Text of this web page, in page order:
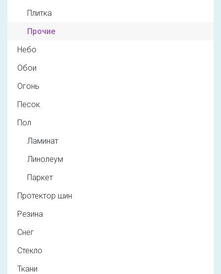
Плитка
Прочие
Небо
Обои
Огонь
Песок
Пол
Ламинат
Линолеум
Паркет
Протектор шин
Резина
Снег
Стекло
Ткани